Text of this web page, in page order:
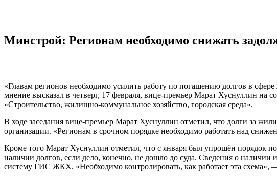
Минстрой: Регионам необходимо снижать
«Главам регионов необходимо усилить работу по погашению долгов в
мнение высказал в четверг, 17 февраля, вице-премьер Марат Хуснуллин
«Строительство, жилищно-коммунальное хозяйство, городская среда».
В ходе заседания вице-премьер Марат Хуснуллин отметил, что долги за
организации. «Регионам в срочном порядке необходимо работать над
Кроме того Марат Хуснуллин отметил, что с января был упрощён
наличии долгов, если дело, конечно, не дошло до суда. Сведения о
систему ГИС ЖКХ. «Необходимо контролировать, как работает эта